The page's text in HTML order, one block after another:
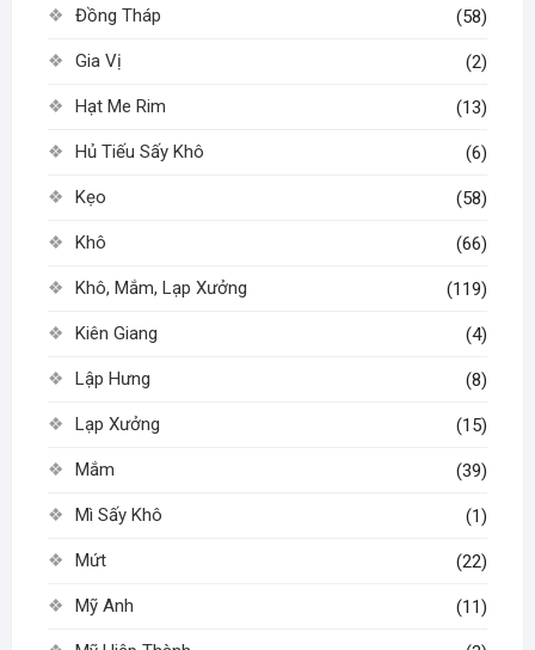
Đồng Tháp (58)
Gia Vị (2)
Hạt Me Rim (13)
Hủ Tiếu Sấy Khô (6)
Kẹo (58)
Khô (66)
Khô, Mắm, Lạp Xưởng (119)
Kiên Giang (4)
Lập Hưng (8)
Lạp Xưởng (15)
Mắm (39)
Mì Sấy Khô (1)
Mứt (22)
Mỹ Anh (11)